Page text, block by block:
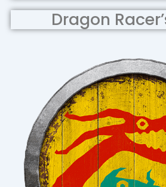
Dragon